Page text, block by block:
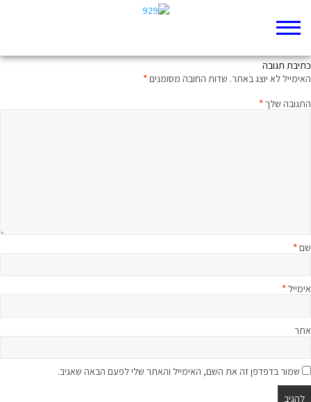
כתיבת תגובה
האימייל לא יוצג באתר. שדות החובה מסומנים*
התגובה שלך*
שם*
אימייל *
אתר
שמור בדפדפן זה את השם, האימייל והאתר שלי לפעם הבאה שאגיב.